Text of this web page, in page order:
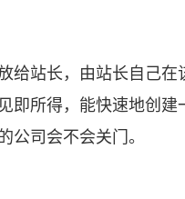
站长，由站长自己在
即所得，能快速地创建
司会不会关门。